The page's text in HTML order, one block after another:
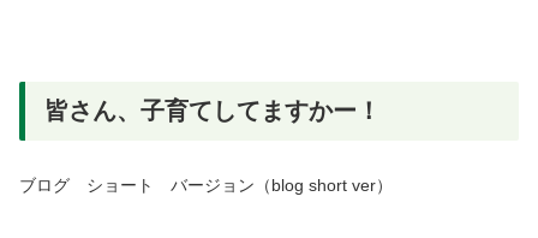
皆さん、子育てしてますかー！
ブログ ショート バージョン（blog short ver）